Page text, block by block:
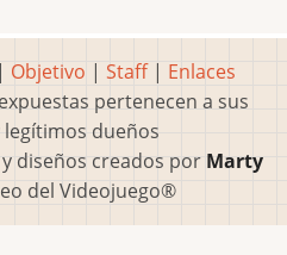
| Objetivo | Staff| Enlaces
pertenecen a sus
dueños
diseños creados por Marty
del Videojuego®